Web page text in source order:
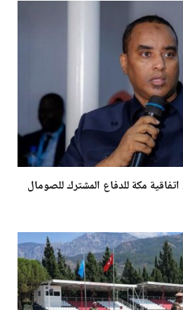
مكة للدفاع المشترك للصومال